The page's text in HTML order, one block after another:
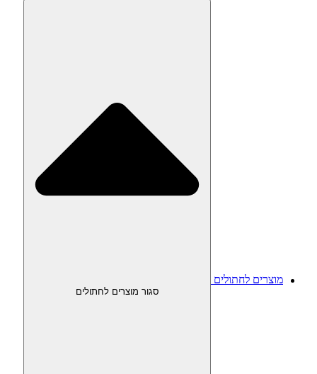
מוצרים לחתולים
סגור מוצרים לחתולים